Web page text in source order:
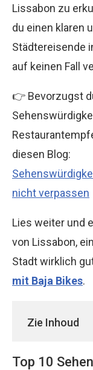
Lissabon zu
du einen klaren
Städtereisende
auf keinen Fall
👉 Bevorzugst
diesen Blog:
nicht verpassen
Lies weiter und
von Lissabon,
Stadt wirklich
mit Baja Bikes.
Zie Inhoud
Top 10